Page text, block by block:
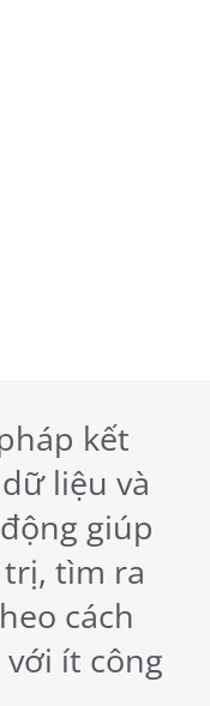
kết
liệu và
giúp
tìm ra
cách
ít công